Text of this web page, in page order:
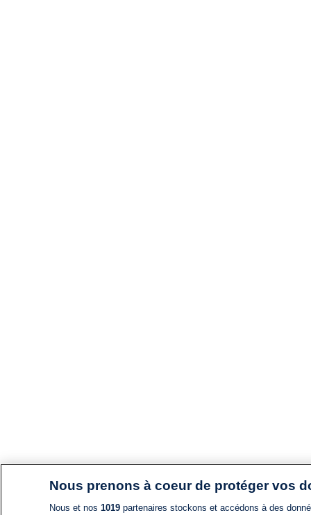
Nous prenons à coeur de protéger vos
Nous et nos 1019partenaires stockons et accédons à des